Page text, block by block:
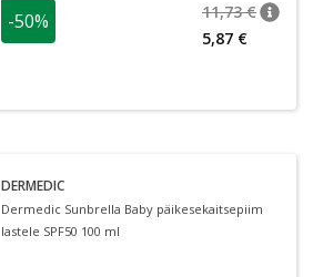
-50% 11,73 €
5,87 €
DERMEDIC
Dermedic Sunbrella Baby päikesekaitsepiim
lastele SPF50 100 ml